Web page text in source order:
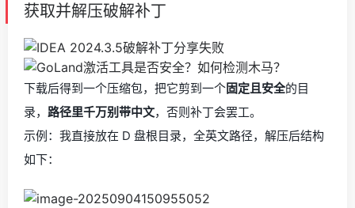
获取并解压破解补丁
下载后得到一个压缩包，把它剪到一个固定且安全的目
录， 路径里千万别带中文，否则补丁会罢工。
示例：我直接放在 D 盘根目录，全英文路径，解压后结构
如下：